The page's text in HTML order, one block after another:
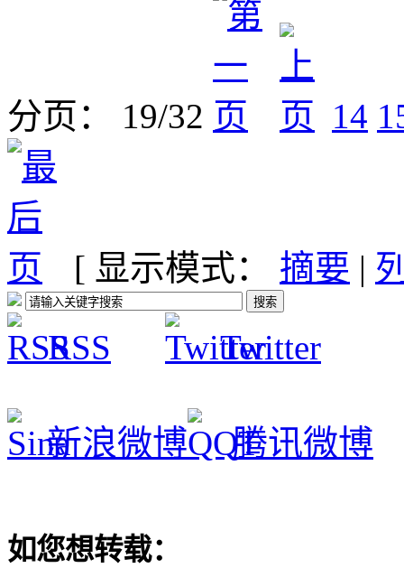
分页： 19/32 14
[ 显示模式： 摘要 |
RSS Twitter
新浪微博 腾讯微博
如您想转载：